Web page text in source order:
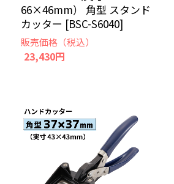
66×46mm） 角型 スタンド
カッター [BSC-S6040]
販売価格（税込）
23,430円